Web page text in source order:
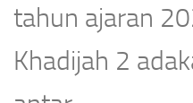
tahun ajaran
Khadijah 2